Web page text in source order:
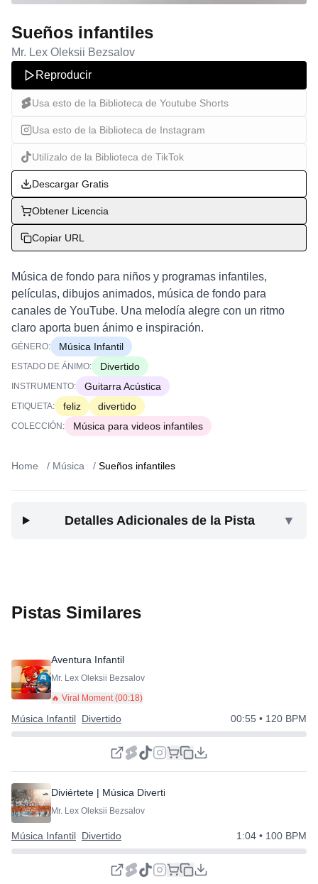
Sueños infantiles
Mr. Lex Oleksii Bezsalov
Reproducir
Usa esto de la Biblioteca de Youtube Shorts
Usa esto de la Biblioteca de Instagram
Utilízalo de la Biblioteca de TikTok
Descargar Gratis
Obtener Licencia
Copiar URL
Música de fondo para niños y programas infantiles,
películas, dibujos animados, música de fondo para
canales de YouTube. Una melodía alegre con un ritmo
claro aporta buen ánimo e inspiración.
GÉNERO: Música Infantil
ESTADO DE ÁNIMO: Divertido
INSTRUMENTO: Guitarra Acústica
ETIQUETA: feliz divertido
COLECCIÓN: Música para videos infantiles
Home / Música / Sueños infantiles
Detalles Adicionales de la Pista ▼
Pistas Similares
Aventura Infantil
Mr. Lex Oleksii Bezsalov
🔥 Viral Moment (00:18)
Música Infantil Divertido 00:55 • 120 BPM
Diviértete | Música Divertida
Mr. Lex Oleksii Bezsalov
Música Infantil Divertido 1:04 • 100 BPM